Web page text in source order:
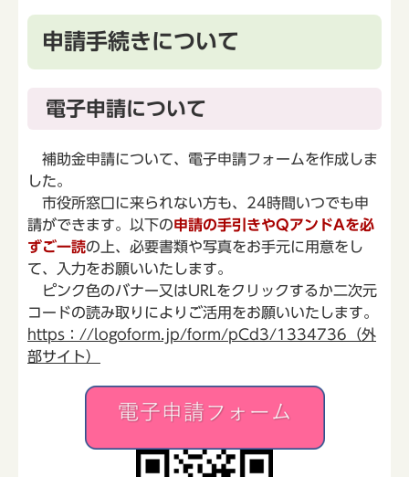
申請手続きについて
電子申請について
補助金申請について、電子申請フォームを作成しま
した。
市役所窓口に来られない方も、24時間いつでも申
請ができます。以下の申請の手引きやQアンドAを必
ずご一読の上、必要書類や写真をお手元に用意をし
て、入力をお願いいたします。
ピンク色のバナー又はURLをクリックするか二次元
コードの読み取りによりご活用をお願いいたします。
https：//logoform.jp/form/pCd3/1334736（外
部サイト）